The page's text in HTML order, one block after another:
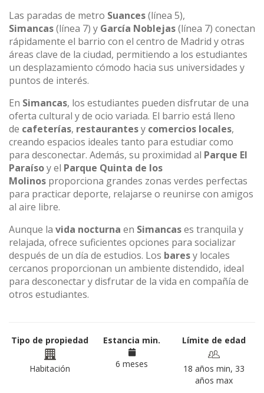
Las paradas de metro Suances(línea 5),
Simancas(línea 7) y García Noblejas(línea 7) conectan
rápidamente el barrio con el centro de Madrid y otras
áreas clave de la ciudad, permitiendo a los estudiantes
un desplazamiento cómodo hacia sus universidades y
puntos de interés.
En Simancas, los estudiantes pueden disfrutar de una
oferta cultural y de ocio variada. El barrio está lleno
de cafeterías, restaurantesy comercios locales,
creando espacios ideales tanto para estudiar como
para desconectar. Además, su proximidad al Parque El
Paraísoy el Parque Quinta de los
Molinos proporciona grandes zonas verdes perfectas
para practicar deporte, relajarse o reunirse con amigos
al aire libre.
Aunque la vida nocturna en Simancases tranquila y
relajada, ofrece suficientes opciones para socializar
después de un día de estudios. Los baresy locales
cercanos proporcionan un ambiente distendido, ideal
para desconectar y disfrutar de la vida en compañía de
otros estudiantes.
Tipo de propiedad
Habitación
Estancia min.
6 meses
Límite de edad
18 años min, 33
años max